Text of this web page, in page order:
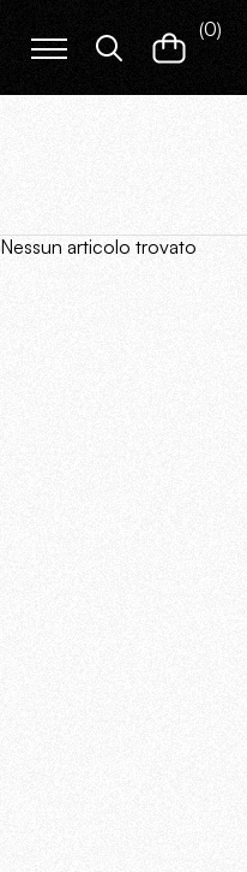
(0)
Nessun articolo trovato